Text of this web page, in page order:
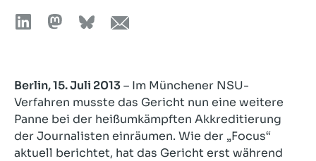
Berlin, 15. Juli 2013– Im Münchener NSU-
Verfahren musste das Gericht nun eine weitere
Panne bei der heißumkämpften Akkreditierung
der Journalisten einräumen. Wie der „Focus“
aktuell berichtet, hat das Gericht erst während